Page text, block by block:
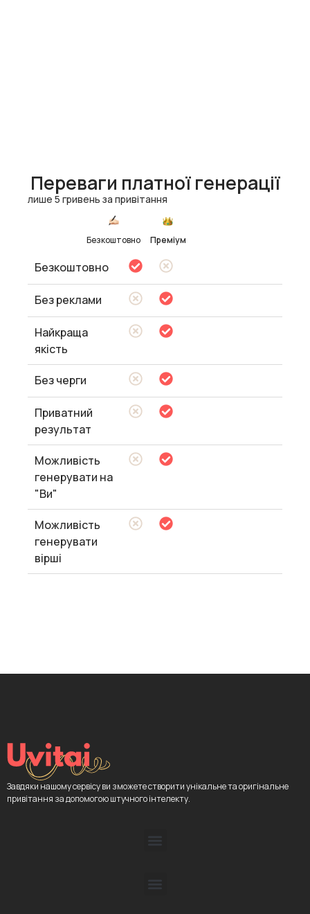
Переваги платної генерації
лише 5 гривень за привітання
Безкоштовно Преміум
Безкоштовно
Без реклами
Найкраща
якість
Без черги
Приватний
результат
Можливість
генерувати на
"Ви"
Можливість
генерувати
вірші
Завдяки нашому сервісу ви зможете створити унікальне та оригінальне
привітання за допомогою штучного інтелекту.